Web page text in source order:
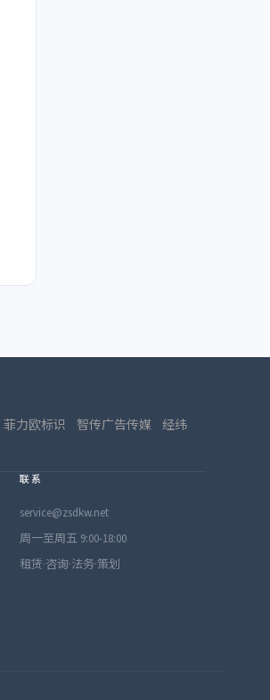
菲力欧标识 智传广告传媒
经纬
联系
service@zsdkw.net
周一至周五 9:00-18:00
租赁·咨询·法务·策划